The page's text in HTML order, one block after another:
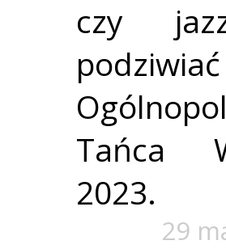
czy
Tańca
2023.
29